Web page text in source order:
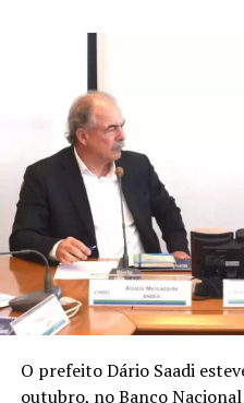
O prefeito Dário Saadi
outubro, no Banco